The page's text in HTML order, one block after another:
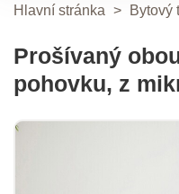
Hlavní stránka > Bytový
Prošívaný
pohovku, z